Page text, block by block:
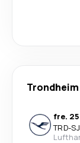
Trondheim
fre.
TRD-